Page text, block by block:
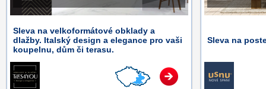
Sleva na velkoformátové obklady a
dlažby. Italský design a elegance pro vaši
koupelnu, dům či terasu.
Sleva na